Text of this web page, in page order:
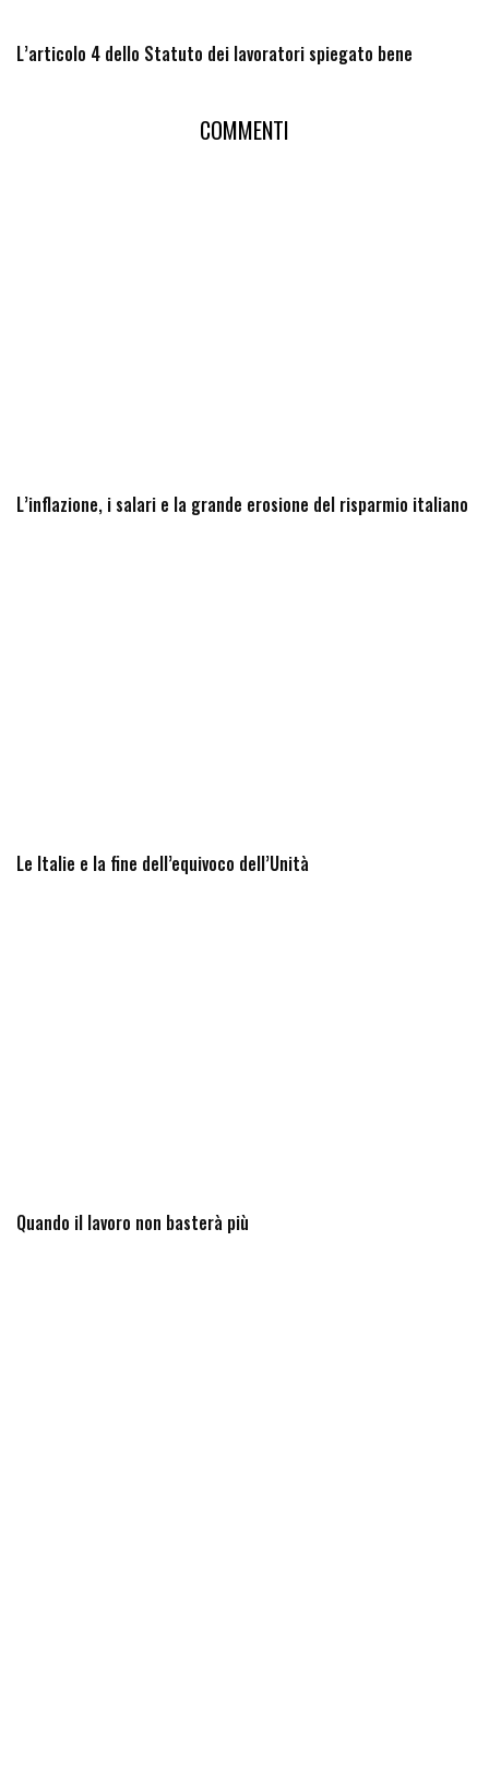
L’articolo 4 dello Statuto dei lavoratori spiegato bene
COMMENTI
L’inflazione, i salari e la grande erosione del risparmio italiano
Le Italie e la fine dell’equivoco dell’Unità
Quando il lavoro non basterà più